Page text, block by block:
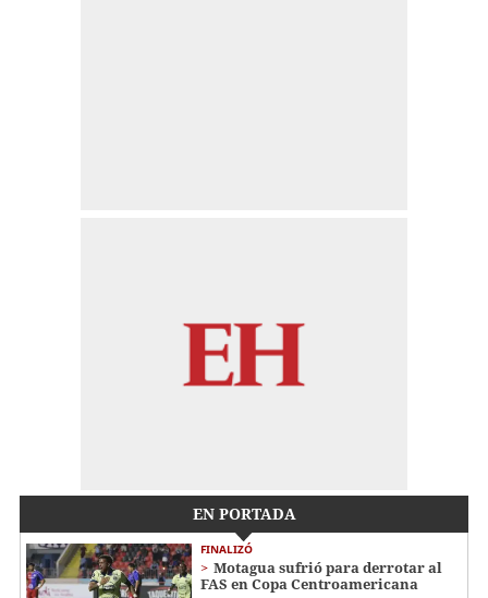
EN PORTADA
FINALIZÓ
Motagua sufrió para derrotar al
FAS en Copa Centroamericana